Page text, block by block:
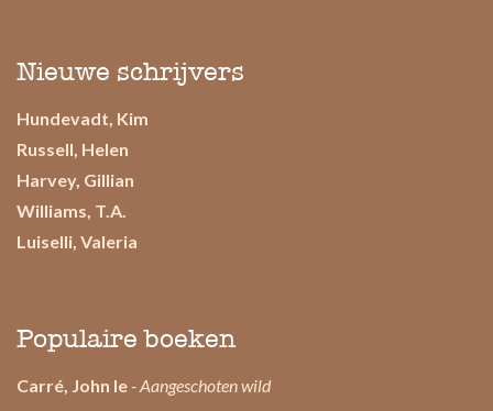
Nieuwe schrijvers
Hundevadt, Kim
Russell, Helen
Harvey, Gillian
Williams, T.A.
Luiselli, Valeria
Populaire boeken
Carré, John le - Aangeschoten wild